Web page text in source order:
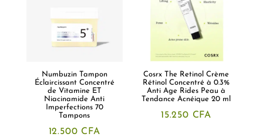
Numbuzin Tampon
Éclaircissant Concentré
de Vitamine ET
Niacinamide Anti
Imperfections 70
Tampons
12.500 CFA
Cosrx The Retinol Crème
Rétinol Concentré à 0.3%
Anti Age Rides Peau à
Tendance Acnéique 20 ml
15.250 CFA